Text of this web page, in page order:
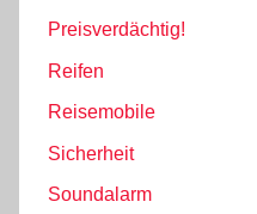
Preisverdächtig!
Reifen
Reisemobile
Sicherheit
Soundalarm